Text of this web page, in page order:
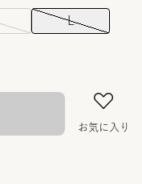
L
お気に入り